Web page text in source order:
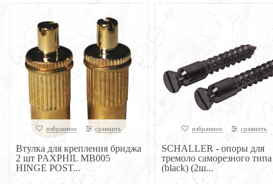
избранное сравнить
Втулка для крепления бриджа
2 шт PAXPHIL MB005
HINGE POST...
избранное сравнить
SCHALLER - опоры для
тремоло саморезного типа
(black) (2ш...